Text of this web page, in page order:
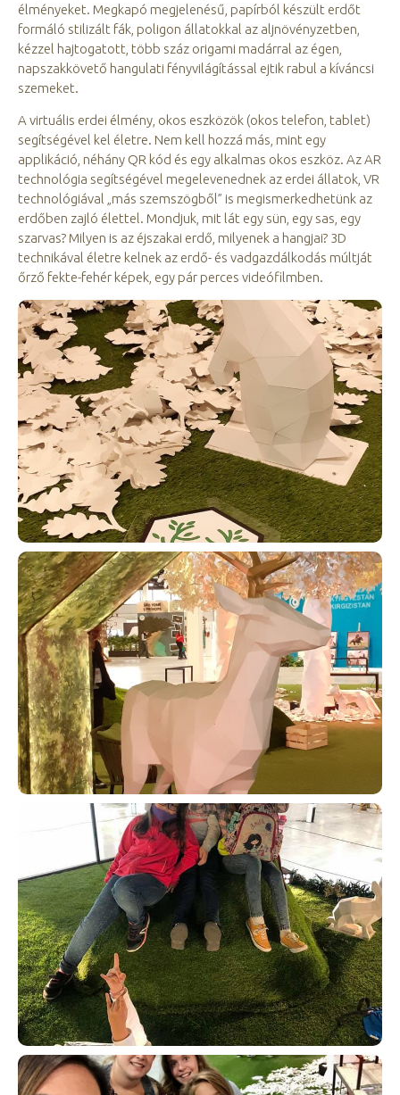
élményeket. Megkapó megjelenésű, papírból készült erdőt
formáló stilizált fák, poligon állatokkal az aljnövényzetben,
kézzel hajtogatott, több száz origami madárral az égen,
napszakkövető hangulati fényvilágítással ejtik rabul a kíváncsi
szemeket.
A virtuális erdei élmény, okos eszközök (okos telefon, tablet)
segítségével kel életre. Nem kell hozzá más, mint egy
applikáció, néhány QR kód és egy alkalmas okos eszköz. Az AR
technológia segítségével megelevenednek az erdei állatok, VR
technológiával „más szemszögből” is megismerkedhetünk az
erdőben zajló élettel. Mondjuk, mit lát egy sün, egy sas, egy
szarvas? Milyen is az éjszakai erdő, milyenek a hangjai? 3D
technikával életre kelnek az erdő- és vadgazdálkodás múltját
őrző fekte-fehér képek, egy pár perces videófilmben.